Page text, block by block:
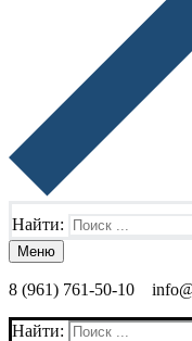
Найти:
Меню
8 (961) 761-50-10
Найти: